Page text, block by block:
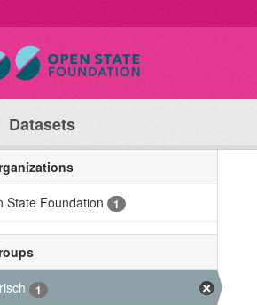
Datasets
State Foundation
1
1